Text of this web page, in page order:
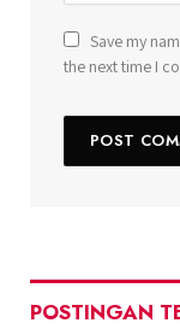
Save my
the next time I
POSTINGAN